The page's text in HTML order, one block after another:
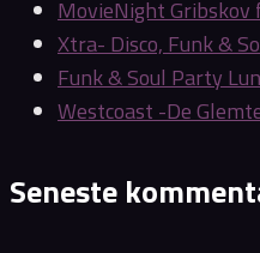
MovieNight
Xtra- Disco, Funk &
Funk & Soul Party
Westcoast -De
Seneste